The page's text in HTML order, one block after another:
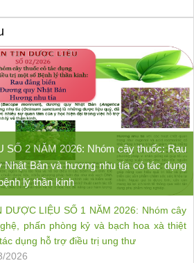
SỐ 2 NĂM 2026: Nhóm cây thuốc: Rau
Nhật Bản và hương nhu tía có tác dụng
lý thần kinh
DƯỢC LIỆU SỐ 1 NĂM 2026: Nhóm cây
phấn phòng kỷ và bạch hoa xà thiệt
dụng hỗ trợ điều trị ung thư
2026